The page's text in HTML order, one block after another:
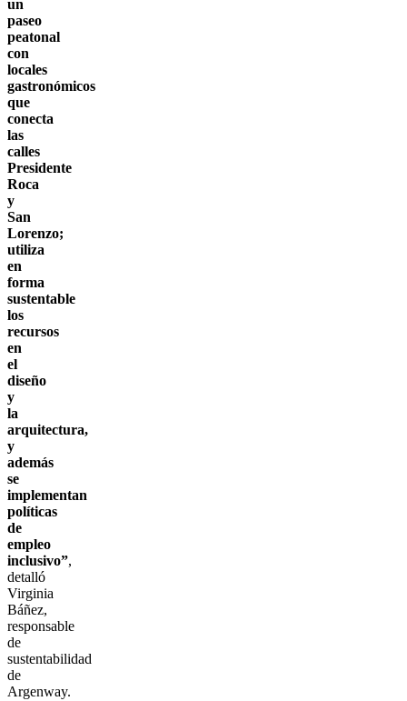
un
paseo
peatonal
con
locales
gastronómicos
que
conecta
las
calles
Presidente
Roca
y
San
Lorenzo;
utiliza
en
forma
sustentable
los
recursos
en
el
diseño
y
la
arquitectura,
y
además
se
implementan
políticas
de
empleo
inclusivo”,
detalló
Virginia
Báñez,
responsable
de
sustentabilidad
de
Argenway.